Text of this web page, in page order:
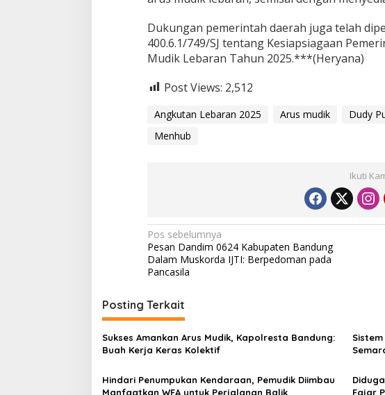
Dukungan pemerintah daerah juga telah
400.6.1/749/SJ tentang Kesiapsiagaan
Mudik Lebaran Tahun 2025.***(Heryana)
Post Views: 2,512
Angkutan Lebaran 2025 Arus mudik Dudy
Menhub
Ikuti
N
a
v
i
g
a
s
i
Pos sebelumnya
Pesan Dandim 0624 Kabupaten Bandung
Dalam Muskorda IJTI: Berpedoman pada
Pancasila
Posting Terkait
Sukses Amankan Arus Mudik, Kapolresta Bandung:
Buah Kerja Keras Kolektif
Hindari Penumpukan Kendaraan, Pemudik Diimbau
Manfaatkan WFA untuk Perjalanan Balik
Fajar